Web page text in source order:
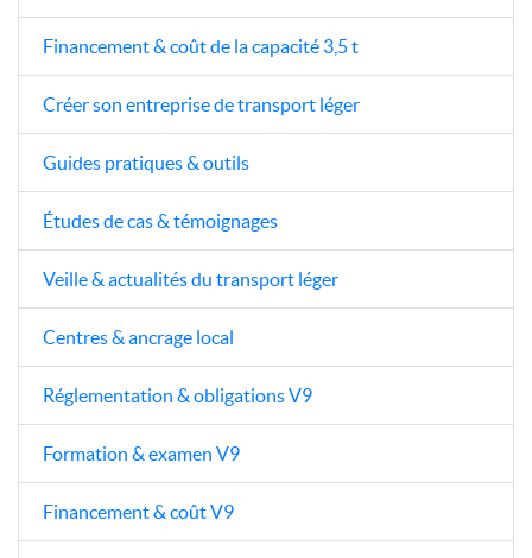
Financement & coût de la capacité 3,5 t
Créer son entreprise de transport léger
Guides pratiques & outils
Études de cas & témoignages
Veille & actualités du transport léger
Centres & ancrage local
Réglementation & obligations V9
Formation & examen V9
Financement & coût V9